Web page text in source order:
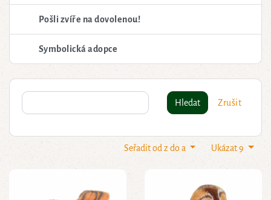
Pošli zvíře na dovolenou!
Symbolická adopce
Hledat Zrušit
Ukázat 9
Seřadit od z do a